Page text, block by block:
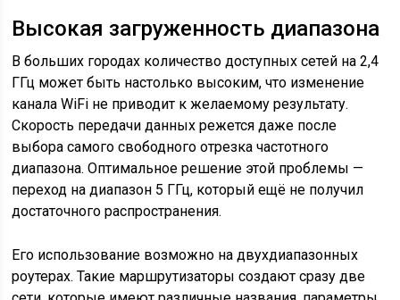
Высокая загруженность диапазона
В больших городах количество доступных сетей на 2,4
ГГц может быть настолько высоким, что изменение
канала WiFi не приводит к желаемому результату.
Скорость передачи данных режется даже после
выбора самого свободного отрезка частотного
диапазона. Оптимальное решение этой проблемы —
переход на диапазон 5 ГГц, который ещё не получил
достаточного распространения.
Его использование возможно на двухдиапазонных
роутерах. Такие маршрутизаторы создают сразу две